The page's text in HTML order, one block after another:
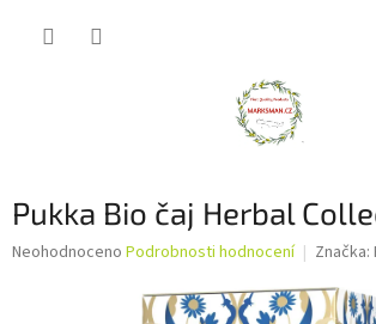
Pukka Bio čaj Herbal
Průměrné
Neohodnoceno Podrobnosti hodnocení Značka: